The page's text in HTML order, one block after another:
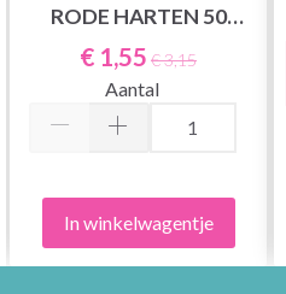
RODE HARTEN 50
STUKS
€ 1,55 € 3,15
Aantal
In winkelwagentje